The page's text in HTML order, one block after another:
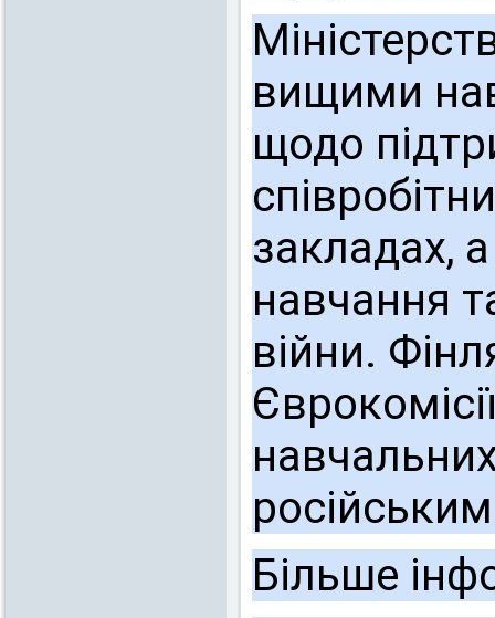
вищими
щодо
закладах,
навчання
війни.
Більше